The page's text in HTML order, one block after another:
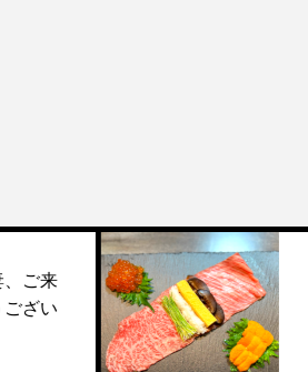
日本料理の伝統
理」
2023.05.05